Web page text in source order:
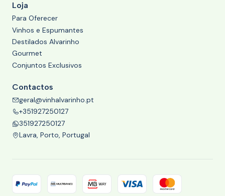
Loja
Para Oferecer
Vinhos e Espumantes
Destilados Alvarinho
Gourmet
Conjuntos Exclusivos
Contactos
geral@vinhalvarinho.pt
+351927250127
351927250127
Lavra, Porto, Portugal